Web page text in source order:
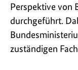
Perspektive von
durchgeführt.
zuständigen